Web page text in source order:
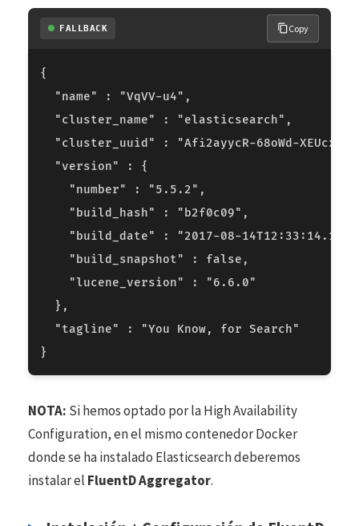
FALLBACK Copy
NOTA: Si hemos optado por la High Availability
Configuration, en el mismo contenedor Docker
donde se ha instalado Elasticsearch deberemos
instalar el FluentD Aggregator.